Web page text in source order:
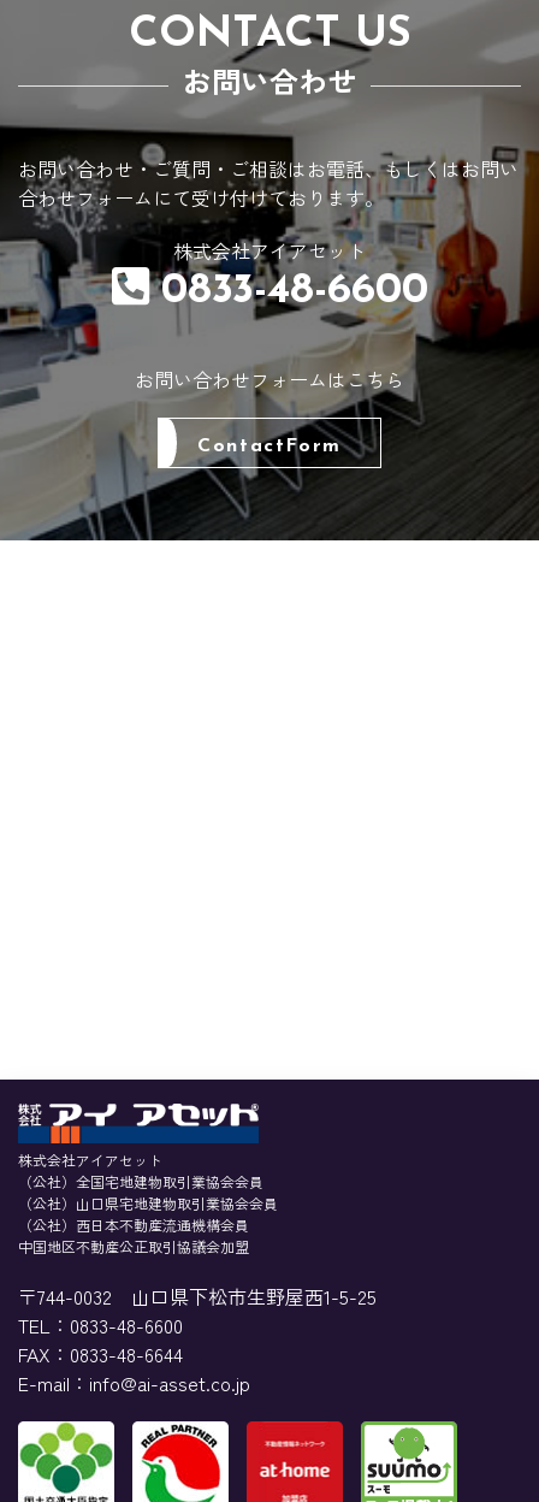
CONTACT US
お問い合わせ
お問い合わせ・ご質問・ご相談はお電話、もしくはお問い
合わせフォームにて受け付けております。
株式会社アイアセット
0833-48-6600
お問い合わせフォームはこちら
ContactForm
株式会社アイアセット
（公社）全国宅地建物取引業協会会員
（公社）山口県宅地建物取引業協会会員
（公社）西日本不動産流通機構会員
中国地区不動産公正取引協議会加盟
〒744-0032 山口県下松市生野屋西1-5-25
TEL： 0833-48-6600
FAX：0833-48-6644
E-mail：info@ai-asset.co.jp